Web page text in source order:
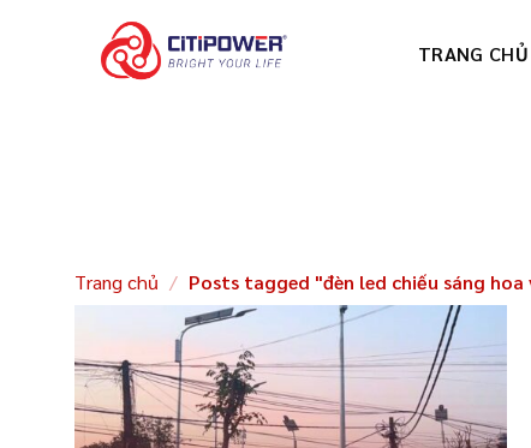
TRANG CHỦ
Trang chủ / Posts tagged "đèn led chiếu sáng hoa